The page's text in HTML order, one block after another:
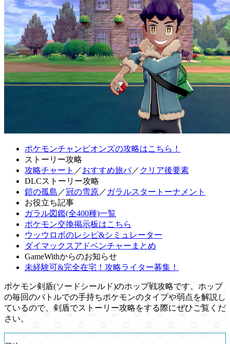
ポケモンチャンピオンズの攻略はこちら！
ストーリー攻略
攻略チャート ／おすすめ旅パ／ クリア後要素
DLCストーリー攻略
鎧の孤島 ／冠の雪原／ ガラルスタートーナメント
お役立ち記事
ガラル図鑑(全400種)一覧
ポケモン交換掲示板はこちら
ウッウロボのレシピ&シミュレーター
ダイマックスアドベンチャーまとめ
GameWithからのお知らせ
未経験可&完全在宅！攻略ライター募集！
ポケモン剣盾(ソードシールド)のホップ戦攻略です。ホップ
の毎回のバトルでの手持ちポケモンのタイプや弱点を解説し
ているので、剣盾でストーリー攻略をする際にぜひご覧くだ
さい。